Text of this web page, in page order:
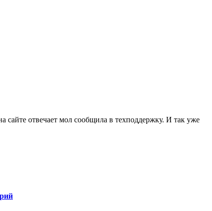
сайте отвечает мол сообщила в техподдержку. И так уже